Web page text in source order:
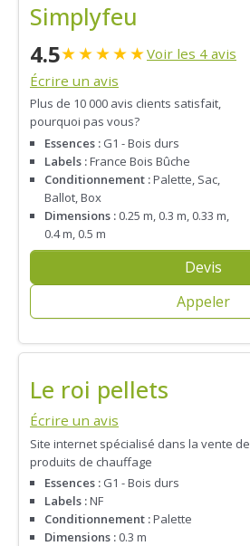
Simplyfeu
4.5★★★★★Voir les 4 avis
Écrire un avis
Plus de 10 000 avis clients satisfait,
pourquoi pas vous?
Essences : G1 - Bois durs
Labels :France Bois Bûche
Conditionnement :Palette, Sac,
Ballot, Box
Dimensions : 0.25 m, 0.3 m, 0.33 m,
0.4 m, 0.5 m
Devis
Appeler
Le roi pellets
Écrire un avis
Site internet spécialisé dans la vente de
produits de chauffage
Essences : G1 - Bois durs
Labels :NF
Conditionnement :Palette
Dimensions : 0.3 m